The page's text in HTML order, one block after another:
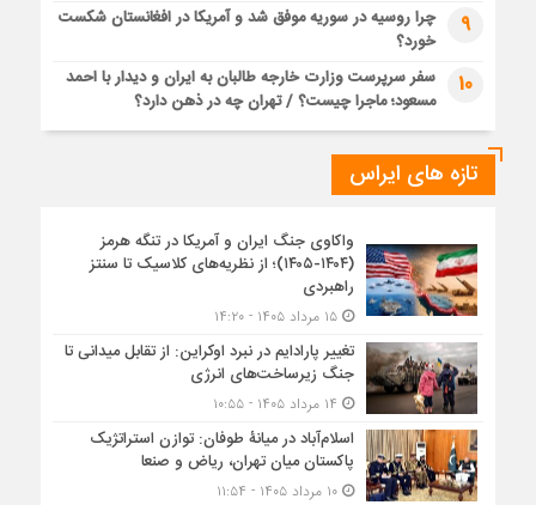
9
چرا روسیه در سوریه موفق شد و آمریکا در افغانستان شکست
خورد؟
10
سفر سرپرست وزارت خارجه طالبان به ایران و دیدار با احمد
مسعود؛ ماجرا چیست؟ / تهران چه در ذهن دارد؟
تازه های ایراس
واکاوی جنگ ایران و آمریکا در تنگه هرمز
(۱۴۰۴-۱۴۰۵)؛ از نظریه‌های کلاسیک تا سنتز
راهبردی
۱۵ مرداد ۱۴۰۵ - ۱۴:۲۰
تغییر پارادایم در نبرد اوکراین: از تقابل میدانی تا
جنگ زیرساخت‌های انرژی
اسلام‌آباد در میانۀ طوفان: توازن استراتژیک
پاکستان میان تهران، ریاض و صنعا
۱۰ مرداد ۱۴۰۵ - ۱۱:۵۴